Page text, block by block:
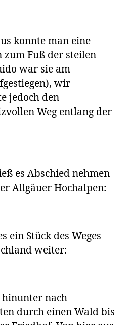
konnte man eine
Fuß der steilen
war sie am
wir
jedoch den
Weg entlang der
es Abschied nehmen
Allgäuer Hochalpen:
ein Stück des Weges
weiter:
nach
durch einen Wald bis